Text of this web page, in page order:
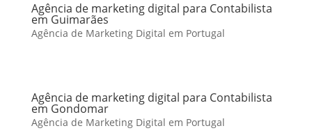
Agência de marketing digital para Contabilista
em Guimarães
Agência de Marketing Digital em Portugal
Agência de marketing digital para Contabilista
em Gondomar
Agência de Marketing Digital em Portugal